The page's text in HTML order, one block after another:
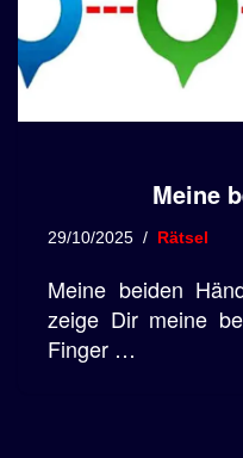
Meine
29/10/2025 Rätsel
Meine beiden
zeige Dir meine
Finger …